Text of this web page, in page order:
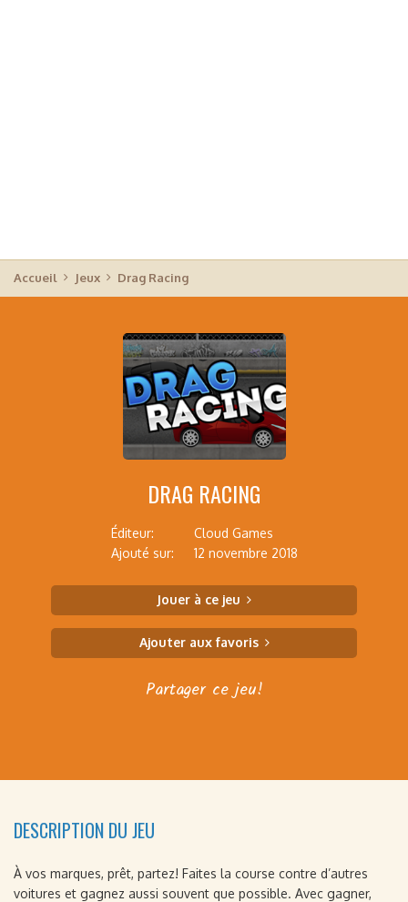
Accueil Jeux Drag Racing
DRAG RACING
Éditeur:
Cloud Games
Ajouté sur:
12 novembre 2018
Jouer à ce jeu
Ajouter aux favoris
Partager ce jeu!
DESCRIPTION DU JEU
À vos marques, prêt, partez! Faites la course contre d’autres
voitures et gagnez aussi souvent que possible. Avec gagner,